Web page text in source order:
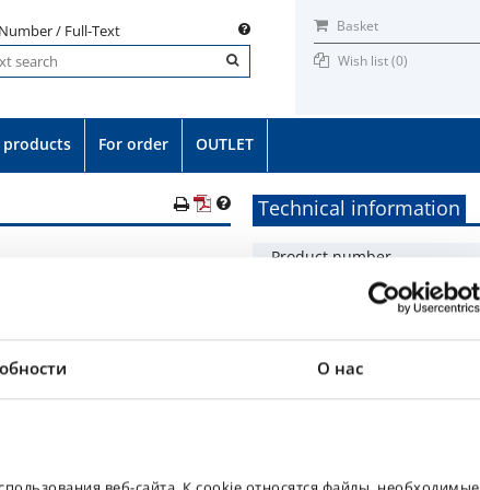
О нас
/ Full-Text
Basket
Wish list (0)
products For order OUTLET
R4 HD TL
Technical information
Product number
LI / SI
Brand
Width mm